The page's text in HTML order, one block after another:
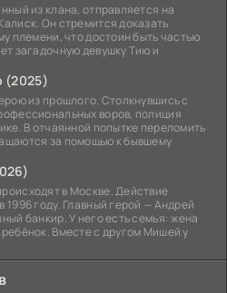
из клана, отправляется на
Он стремится доказать
племени, что достоин быть частью
загадочную девушку Тию и
(2025)
из прошлого. Столкнувшись с
воров, полиция
В отчаянной попытке переломить
за помощью к бывшему
в Москве. Действие
1996 году. Главный герой — Андрей
банкир. У него есть семья: жена
Вместе с другом Мишей у